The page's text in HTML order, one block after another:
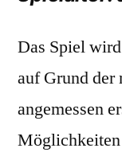
Das Spiel
auf Grund
angemessen